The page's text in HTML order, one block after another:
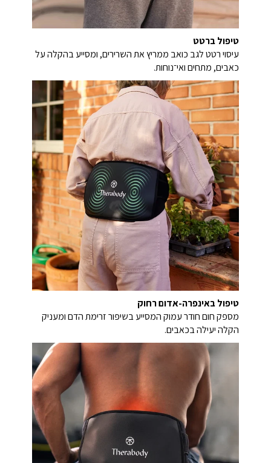
טיפול ברטט
עיסוי רטט לגב כואב ממריץ את השרירים, ומסייע בהקלה על
כאבים, מתחים ואי־נוחות.
טיפול באינפרה-אדום רחוק
מספק חום חודר עמוק המסייע בשיפור זרימת הדם ומעניק
הקלה יעילה בכאבים.